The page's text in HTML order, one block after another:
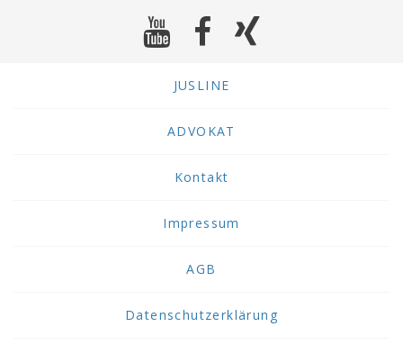
JUSLINE
ADVOKAT
Kontakt
Impressum
AGB
Datenschutzerklärung